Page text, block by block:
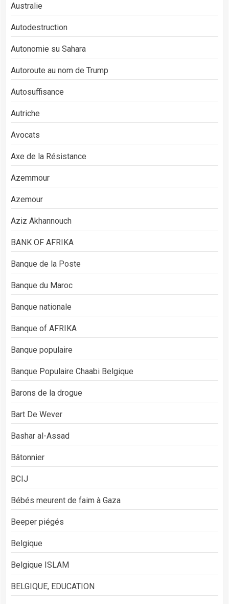
Australie
Autodestruction
Autonomie su Sahara
Autoroute au nom de Trump
Autosuffisance
Autriche
Avocats
Axe de la Résistance
Azemmour
Azemour
Aziz Akhannouch
BANK OF AFRIKA
Banque de la Poste
Banque du Maroc
Banque nationale
Banque of AFRIKA
Banque populaire
Banque Populaire Chaabi Belgique
Barons de la drogue
Bart De Wever
Bashar al-Assad
Bâtonnier
BCIJ
Bébés meurent de faim à Gaza
Beeper piégés
Belgique
Belgique ISLAM
BELGIQUE, EDUCATION